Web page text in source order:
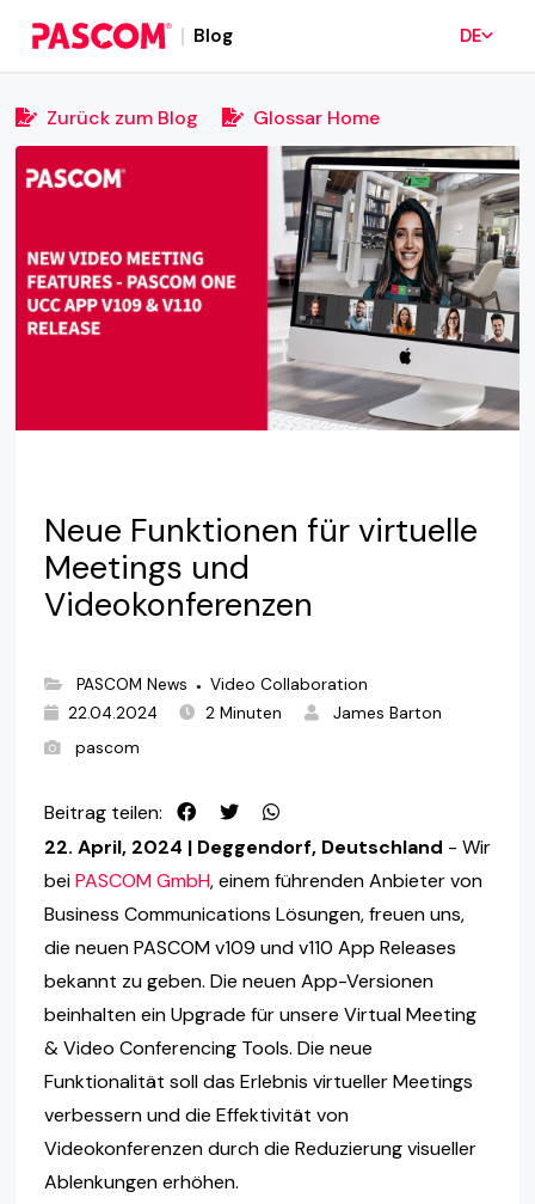
Blog DE
Zurück zum Blog Glossar Home
Neue Funktionen für virtuelle
Meetings und
Videokonferenzen
PASCOM News ●
Video Collaboration
22.04.2024
2 Minuten
James Barton
pascom
Beitrag teilen:
22. April, 2024 | Deggendorf, Deutschland - Wir
beiPASCOM GmbH, einem führenden Anbieter von
Business Communications Lösungen, freuen uns,
die neuen PASCOM v109 und v110 App Releases
bekannt zu geben. Die neuen App-Versionen
beinhalten ein Upgrade für unsere Virtual Meeting
& Video Conferencing Tools. Die neue
Funktionalität soll das Erlebnis virtueller Meetings
verbessern und die Effektivität von
Videokonferenzen durch die Reduzierung visueller
Ablenkungen erhöhen.